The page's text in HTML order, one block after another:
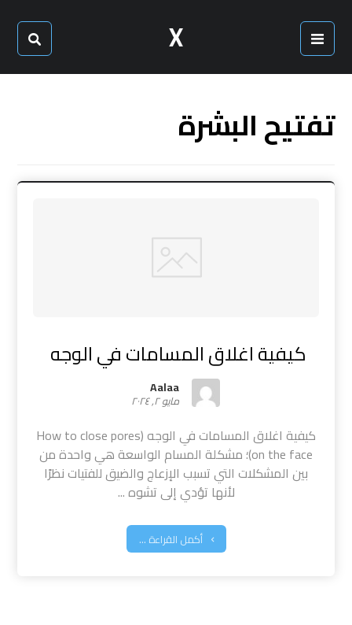
X
تفتيح البشرة
كيفية اغلاق المسامات في الوجه
Aalaa
مايو ٢, ٢٠٢٤
كيفية اغلاق المسامات في الوجه (How to close pores
on the face)؛ مشكلة المسام الواسعة هي واحدة من
بين المشكلات التي تسبب الإزعاج والضيق للفتيات نظرًا
لأنها تؤدي إلى تشوه ...
أكمل القراءة ...